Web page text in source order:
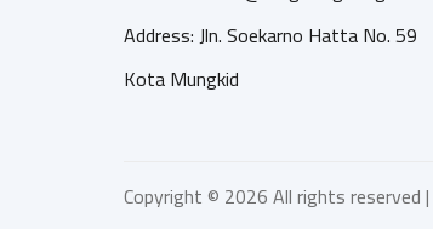
Address: Jln. Soekarno Hatta No. 59
Kota Mungkid
Copyright © 2026 All rights reserved |